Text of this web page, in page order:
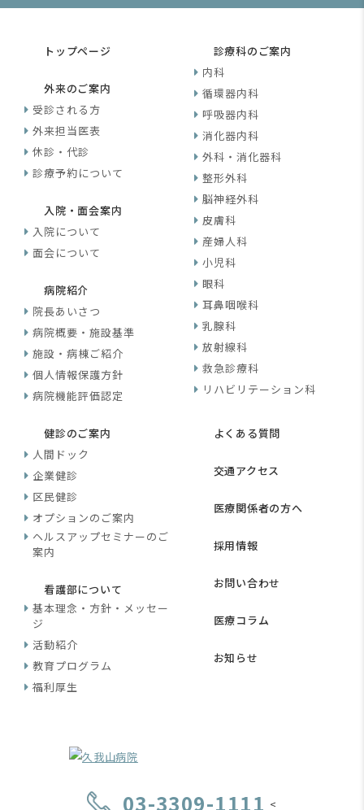
トップページ
外来のご案内
受診される方
外来担当医表
休診・代診
診療予約について
入院・面会案内
入院について
面会について
病院紹介
院長あいさつ
病院概要・施設基準
施設・病棟ご紹介
個人情報保護方針
病院機能評価認定
診療科のご案内
内科
循環器内科
呼吸器内科
消化器内科
外科・消化器科
整形外科
脳神経外科
皮膚科
産婦人科
小児科
眼科
耳鼻咽喉科
乳腺科
放射線科
救急診療科
リハビリテーション科
健診のご案内
人間ドック
企業健診
区民健診
オプションのご案内
ヘルスアップセミナーのご
案内
看護部について
基本理念・方針・メッセー
ジ
活動紹介
教育プログラム
福利厚生
よくある質問
交通アクセス
医療関係者の方へ
採用情報
お問い合わせ
医療コラム
お知らせ
03-3309-1111 <